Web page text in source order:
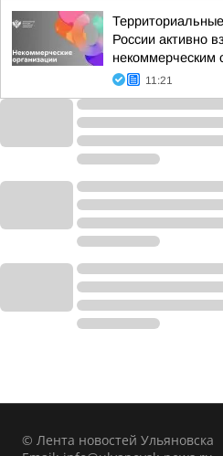
России активно
некоммерческим
11:21
© Лента новостей Ульяновска